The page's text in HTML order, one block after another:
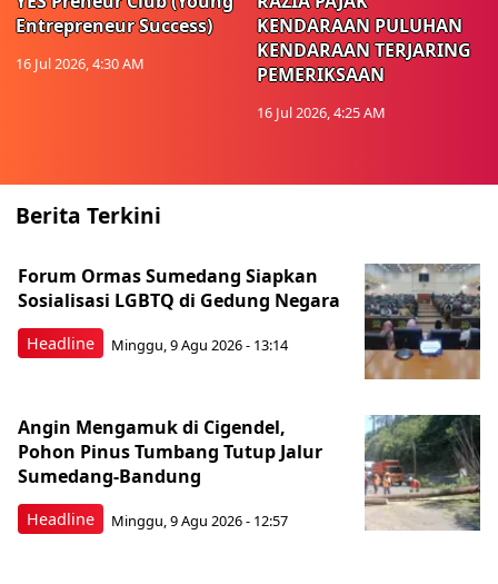
Entrepreneur Success)
16 Jul 2026, 4:30 AM
KENDARAAN PULUHAN
KENDARAAN TERJARING
PEMERIKSAAN
16 Jul 2026, 4:25 AM
Berita Terkini
Headline
Forum Ormas Sumedang Siapkan
Sosialisasi LGBTQ di Gedung Negara
Minggu, 9 Agu 2026 - 13:14
Headline
Angin Mengamuk di Cigendel,
Pohon Pinus Tumbang Tutup Jalur
Sumedang-Bandung
Minggu, 9 Agu 2026 - 12:57